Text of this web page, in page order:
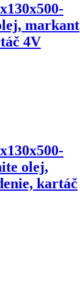
markant
4V
olej,
kartáč